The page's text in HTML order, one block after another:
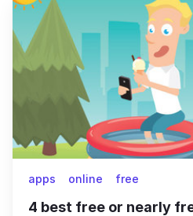
apps online free
4 best free or nearly